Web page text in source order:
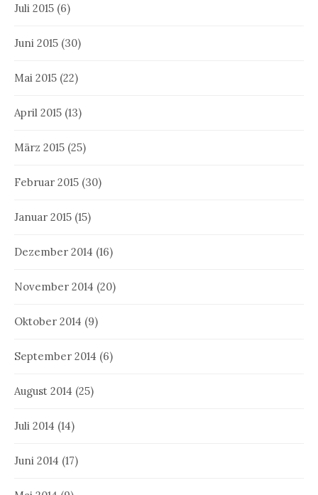
Juli 2015 (6)
Juni 2015 (30)
Mai 2015 (22)
April 2015 (13)
März 2015 (25)
Februar 2015 (30)
Januar 2015 (15)
Dezember 2014 (16)
November 2014 (20)
Oktober 2014 (9)
September 2014 (6)
August 2014 (25)
Juli 2014 (14)
Juni 2014 (17)